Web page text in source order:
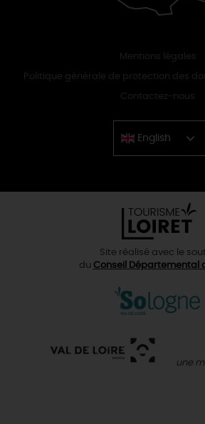
Mentions légales
Politique générale de protection des
Contactez-nous
English
Chinese
Site réalisé avec le
du Conseil Départemental
une